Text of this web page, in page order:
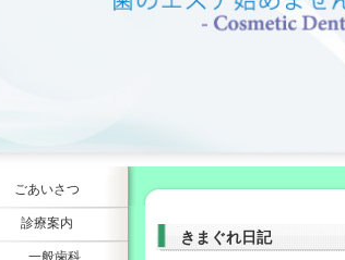
きまぐれ日記
ごあいさつ
診療案内
一般歯科